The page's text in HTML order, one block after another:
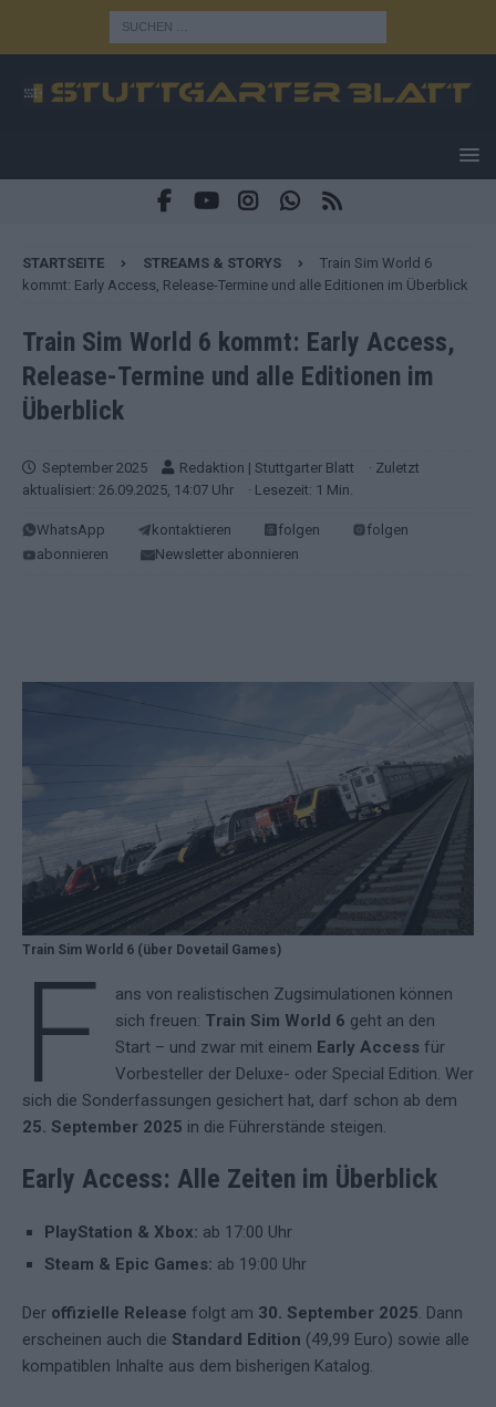
STARTSEITE STREAMS & STORYS
Train Sim World 6
kommt: Early Access, Release-Termine und alle Editionen im Überblick
Train Sim World 6 kommt: Early Access,
Release-Termine und alle Editionen im
Überblick
September 2025 Redaktion | Stuttgarter Blatt
· Zuletzt
aktualisiert: 26.09.2025, 14:07 Uhr
· Lesezeit: 1 Min.
WhatsApp kontaktieren folgen
folgen
abonnieren
Newsletter abonnieren
Train Sim World 6 (über Dovetail Games)
F
ans von realistischen Zugsimulationen können
sich freuen: Train Sim World 6 geht an den
Start – und zwar mit einem Early Accessfür
Vorbesteller der Deluxe- oder Special Edition. Wer
sich die Sonderfassungen gesichert hat, darf schon ab dem
25. September 2025 in die Führerstände steigen.
Early Access: Alle Zeiten im Überblick
PlayStation & Xbox: ab 17:00 Uhr
Steam & Epic Games: ab 19:00 Uhr
Der offizielle Release folgt am 30. September 2025. Dann
erscheinen auch die Standard Edition (49,99 Euro) sowie alle
kompatiblen Inhalte aus dem bisherigen Katalog.